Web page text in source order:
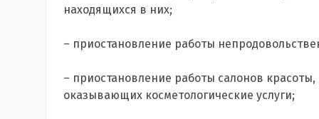
находящихся в них;
– приостановление работы
– приостановление работы салонов
оказывающих косметологические услуги;